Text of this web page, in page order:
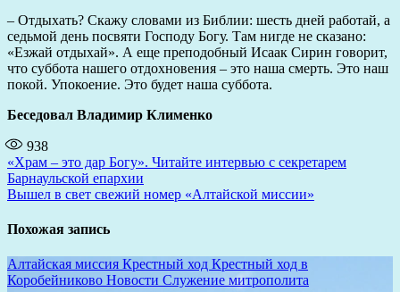
– Отдыхать? Скажу словами из Библии: шесть дней работай, а
седьмой день посвяти Господу Богу. Там нигде не сказано:
«Езжай отдыхай». А еще преподобный Исаак Сирин говорит,
что суббота нашего отдохновения – это наша смерть. Это наш
покой. Упокоение. Это будет наша суббота.
Беседовал Владимир Клименко
938
Навигация
по
«Храм – это дар Богу». Читайте интервью с секретарем
Барнаульской епархии
Вышел в свет свежий номер «Алтайской миссии»
Похожая запись
Алтайская миссия Крестный ход Крестный ход в
Коробейниково Новости Служение митрополита